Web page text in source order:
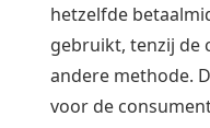
hetzelfde
gebruikt, tenzij de
andere methode.
voor de